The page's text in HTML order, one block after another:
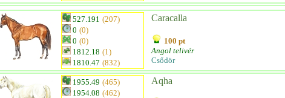
527.191 (207)
0 (0)
0 (0)
1812.18 (1)
1810.47 (832)
Caracalla
100 pt
Angol telivér
Csődör
1955.49 (465)
1954.08 (462)
Aqha